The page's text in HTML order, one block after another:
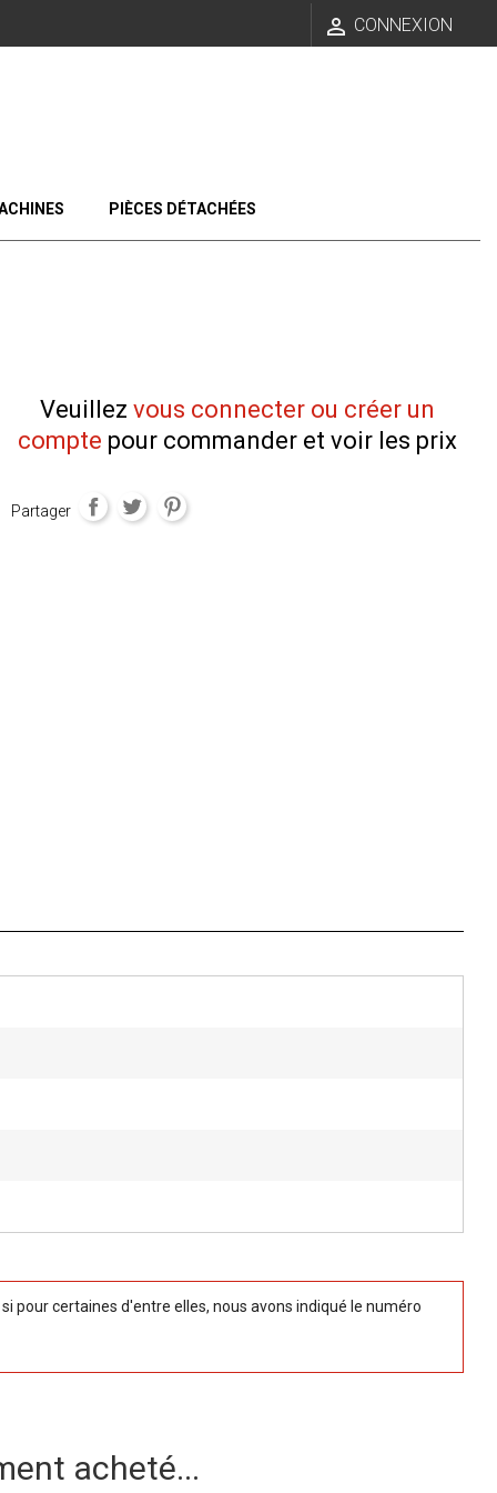
 CONNEXION
PIÈCES DÉTACHÉES
Veuillez vous connecter ou créer un
compte pour commander et voir les prix
Partager
pour certaines d'entre elles, nous avons indiqué le numéro
acheté...